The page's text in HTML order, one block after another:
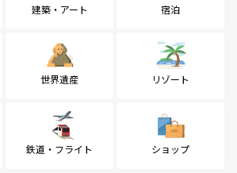
建築・アート 宿泊
世界遺産 リゾート
鉄道・フライト ショップ